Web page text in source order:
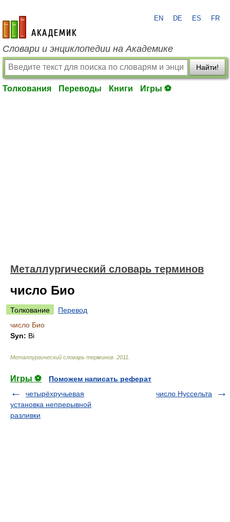
academic.ru
EN DE ES FR
Словари и энциклопедии на Академике
Найти!
Толкования Переводы Книги Игры ⚽
Металлургический словарь терминов
число Био
Толкование
Перевод
число Био
Syn: Bi
Металлургический словарь терминов 2011
Игры ⚽
Поможем написать реферат
четырёхручьевая
установка непрерывной
разливки
число Нуссельта